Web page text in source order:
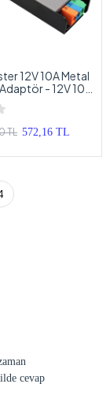
12V 10A Metal
- 12V 10A
Metal Kasa
TL 572,16 TL
cevap